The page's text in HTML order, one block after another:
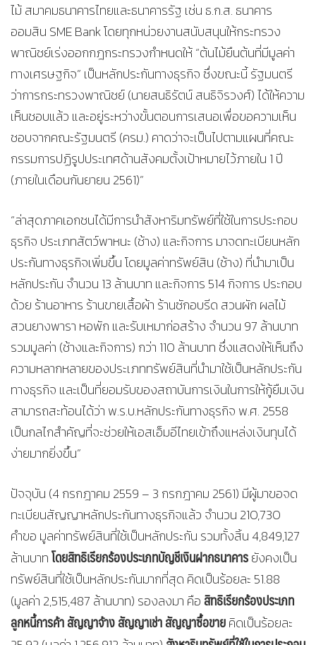
ไม้ สมาคมธนาคารไทยและธนาคารรัฐ เช่น ธ.ก.ส. ธนาคาร
ออมสิน SME Bank โดยทุกหน่วยงานสนับสนุนให้กระทรวง
พาณิชย์เร่งออกกฎกระทรวงกำหนดให้ “ต้นไม้ยืนต้นที่มีมูลค่า
ทางเศรษฐกิจ” เป็นหลักประกันทางธุรกิจ ซึ่งขณะนี้ รัฐมนตรี
ว่าการกระทรวงพาณิชย์ (นายสนธิรัตน์ สนธิจิรวงศ์) ได้ให้ความ
เห็นชอบแล้ว และอยู่ระหว่างขั้นตอนการเสนอเพื่อขอความเห็น
ชอบจากคณะรัฐมนตรี (ครม.) คาดว่าจะเป็นไปตามแผนที่คณะ
กรรมการปฏิรูปประเทศด้านสังคมตั้งเป้าหมายไว้ภายใน 1 ปี
(ภายในเดือนกันยายน 2561)”
“ล่าสุดภาคเอกชนได้มีการนำสังหาริมทรัพย์ที่ใช้ในการประกอบ
ธุรกิจ ประเภทสัตว์พาหนะ (ช้าง) และกิจการ มาจดทะเบียนหลัก
ประกันทางธุรกิจเพิ่มขึ้น โดยมูลค่าทรัพย์สิน (ช้าง) ที่นำมาเป็น
หลักประกัน จำนวน 13 ล้านบาท และกิจการ 514 กิจการ ประกอบ
ด้วย ร้านอาหาร ร้านขายเสื้อผ้า ร้านซักอบรีด สวนผัก ผลไม้
สวนยางพารา หอพัก และรับเหมาก่อสร้าง จำนวน 97 ล้านบาท
รวมมูลค่า (ช้างและกิจการ) กว่า 110 ล้านบาท ซึ่งแสดงให้เห็นถึง
ความหลากหลายของประเภททรัพย์สินที่นำมาใช้เป็นหลักประกัน
ทางธุรกิจ และเป็นที่ยอมรับของสถาบันการเงินในการให้กู้ยืมเงิน
สามารถสะท้อนได้ว่า พ.ร.บ.หลักประกันทางธุรกิจ พ.ศ. 2558
เป็นกลไกสำคัญที่จะช่วยให้เอสเอ็มอีไทยเข้าถึงแหล่งเงินทุนได้
ง่ายมากยิ่งขึ้น”
ปัจจุบัน (4 กรกฎาคม 2559 – 3 กรกฎาคม 2561) มีผู้มาขอจด
ทะเบียนสัญญาหลักประกันทางธุรกิจแล้ว จำนวน 210,730
คำขอ มูลค่าทรัพย์สินที่ใช้เป็นหลักประกัน รวมทั้งสิ้น 4,849,127
ล้านบาทโดยสิทธิเรียกร้องประเภทบัญชีเงินฝากธนาคารยังคงเป็น
ทรัพย์สินที่ใช้เป็นหลักประกันมากที่สุด คิดเป็นร้อยละ 51.88
(มูลค่า 2,515,487 ล้านบาท) รองลงมา คือสิทธิเรียกร้องประเภท
ลูกหนี้การค้า สัญญาจ้าง สัญญาเช่า สัญญาซื้อขายคิดเป็นร้อยละ